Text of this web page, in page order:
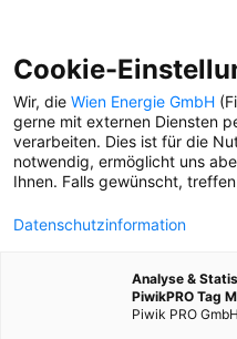
Cookie-
Wir, die Wien Energie GmbH
gerne mit externen Diensten
verarbeiten. Dies ist für die
notwendig, ermöglicht uns
Ihnen. Falls gewünscht,
Datenschutzinformation
Analyse &
PiwikPRO Tag
Piwik PRO